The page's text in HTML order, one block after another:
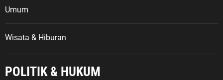
Umum
Wisata & Hiburan
POLITIK & HUKUM